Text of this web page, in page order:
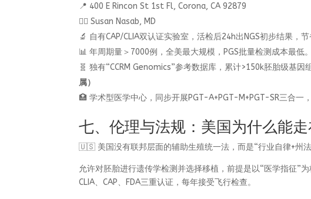
📍 400 E Rincon St 1st Fl, Corona, CA 92879
👩‍⚕️ Susan Nasab, MD
🔬 自有CAP/CLIA双认证实验室，活检后24h出NGS初步结果，
📊 年周期量＞7000例，全美最大规模，PGS批量检测成本最低
🧬 独有“CCRM Genomics”参考数据库，累计>150k胚胎级基因
属）
🏥 学术型医学中心，同步开展PGT-A+PGT-M+PGT-SR三合一
七、伦理与法规：美国为什么能走
🇺🇸 美国没有联邦层面的辅助生殖统一法，而是“行业自律+州法
允许对胚胎进行遗传学检测并选择移植，前提是以“医学指征”
CLIA、CAP、FDA三重认证，每年接受飞行检查。